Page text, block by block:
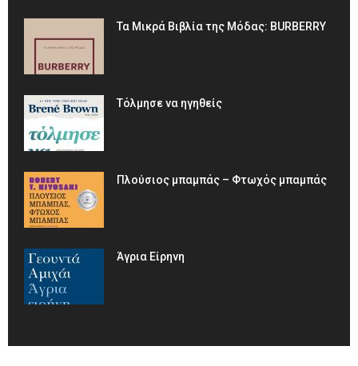
Τα Μικρά Βιβλία της Μόδας: BURBERRY
Τόλμησε να ηγηθείς
Πλούσιος μπαμπάς – Φτωχός μπαμπάς
Άγρια Είρηνη